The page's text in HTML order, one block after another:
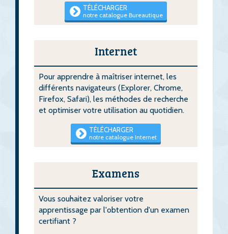
TÉLÉCHARGER
notre catalogue Bureautique
Internet
Pour apprendre à maîtriser internet, les
différents navigateurs (Explorer, Chrome,
Firefox, Safari), les méthodes de recherche
et optimiser votre utilisation au quotidien.
TÉLÉCHARGER
notre catalogue Internet
Examens
Vous souhaitez valoriser votre
apprentissage par l'obtention d'un examen
certifiant ?